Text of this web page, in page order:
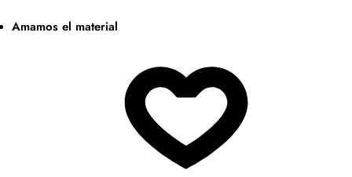
Amamos el material